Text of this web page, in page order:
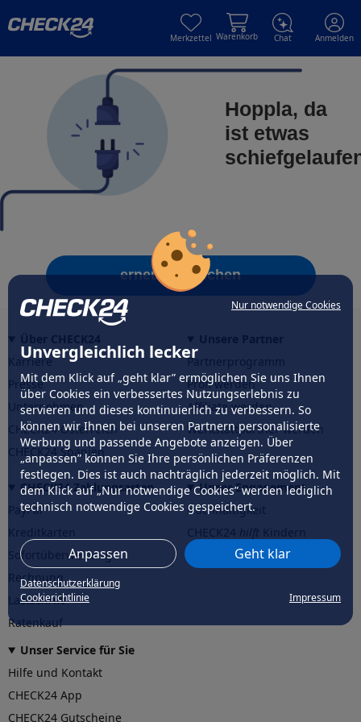
Nur notwendige Cookies
Unvergleichlich lecker
Mit dem Klick auf „geht klar” ermöglichen Sie uns Ihnen
über Cookies ein verbessertes Nutzungserlebnis zu
servieren und dieses kontinuierlich zu verbessern. So
können wir Ihnen bei unseren Partnern personalisierte
Werbung und passende Angebote anzeigen. Über
„anpassen” können Sie Ihre persönlichen Präferenzen
festlegen. Dies ist auch nachträglich jederzeit möglich. Mit
dem Klick auf „Nur notwendige Cookies” werden lediglich
technisch notwendige Cookies gespeichert.
Anpassen Geht klar
Datenschutzerklärung
Cookierichtlinie
Impressum
Merkzettel Warenkorb Chat Anmelden
Hoppla, da
ist etwas
erneut versuchen
Karriere
Presse
Unternehmen
CHECK24 Österreich
CHECK24 Spanien
Partnerprogramm
Profi werden
Affiliate werden
Werkstattpartner werden
CHECK24 Zahlungsarten
PayPal
Sofortüberweisung
Rechnung
Lastschrift
Ratenkauf
Unser Engagement
Nachhaltigkeit
CHECK24hilftder Natur
Unser Service für Sie
Hilfe und Kontakt
CHECK24 App
CHECK24 Gutscheine